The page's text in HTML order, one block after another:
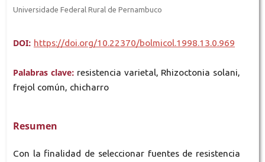
Universidade Federal Rural de Pernambuco
DOI: https://doi.org/10.22370/bolmicol.1998.13.0.969
Palabras clave: resistencia varietal, Rhizoctonia solani,
frejol común, chicharro
Resumen
Con la finalidad de seleccionar fuentes de resistencia